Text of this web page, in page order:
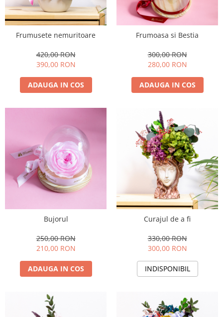
Frumusete nemuritoare
420,00 RON
390,00 RON
ADAUGA IN COS
Frumoasa si Bestia
300,00 RON
280,00 RON
ADAUGA IN COS
Bujorul
250,00 RON
210,00 RON
ADAUGA IN COS
Curajul de a fi
330,00 RON
300,00 RON
INDISPONIBIL